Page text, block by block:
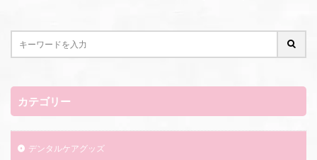
カテゴリー
デンタルケアグッズ